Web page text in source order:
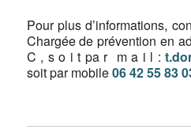
Pour plus d’informations,
Chargée de prévention en
C , s o i t pa r m a i l :
soit par mobile06 42 55 83